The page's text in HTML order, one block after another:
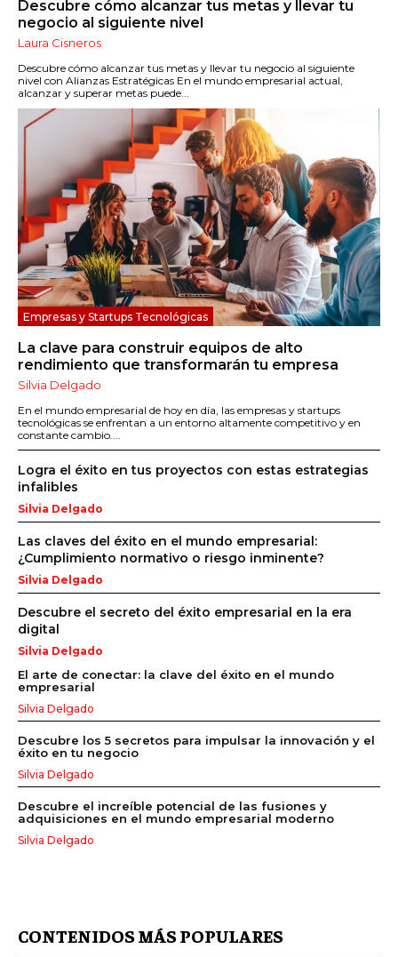
Descubre cómo alcanzar tus metas y llevar tu
negocio al siguiente nivel
Laura Cisneros
Descubre cómo alcanzar tus metas y llevar tu negocio al siguiente
nivel con Alianzas Estratégicas En el mundo empresarial actual,
alcanzar y superar metas puede...
Empresas y Startups Tecnológicas
La clave para construir equipos de alto
rendimiento que transformarán tu empresa
Silvia Delgado
En el mundo empresarial de hoy en día, las empresas y startups
tecnológicas se enfrentan a un entorno altamente competitivo y en
constante cambio....
Logra el éxito en tus proyectos con estas estrategias
infalibles
Silvia Delgado
Las claves del éxito en el mundo empresarial:
¿Cumplimiento normativo o riesgo inminente?
Silvia Delgado
Descubre el secreto del éxito empresarial en la era
digital
Silvia Delgado
El arte de conectar: la clave del éxito en el mundo
empresarial
Silvia Delgado
Descubre los 5 secretos para impulsar la innovación y el
éxito en tu negocio
Silvia Delgado
Descubre el increíble potencial de las fusiones y
adquisiciones en el mundo empresarial moderno
Silvia Delgado
CONTENIDOS MÁS POPULARES